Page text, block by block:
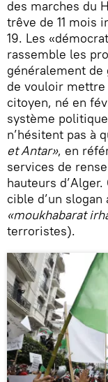
des marches du
trêve de 11 mois
19. Les
rassemble les
généralement
de vouloir
citoyen, né en
système
n’hésitent pas à
et Antar», en
services de
hauteurs
cible d’un
«moukhabarat
terroristes).